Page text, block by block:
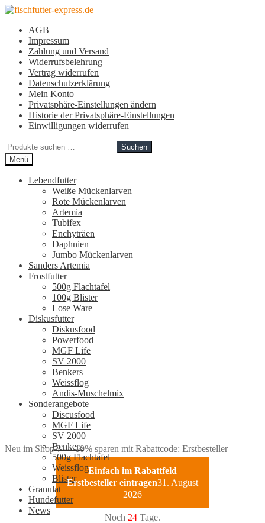
Zur
springen
Zum
springenAGB
Impressum
Zahlung und Versand
Widerrufsbelehrung
Vertrag widerrufen
Datenschutzerklärung
Mein Konto
Privatsphäre-Einstellungen ändern
Historie der Privatsphäre-Einstellungen
Einwilligungen widerrufen
Suchen
nach:
Suchen
Menü
Lebendfutter
Weiße Mückenlarven
Rote Mückenlarven
Artemia
Tubifex
Enchyträen
Daphnien
Jumbo Mückenlarven
Sanders Artemia
Frostfutter
500g Flachtafel
100g Blister
Lose Ware
Diskusfutter
Diskusfood
Powerfood
MGF Life
SV 2000
Benkers
Weissflog
Andis-Muschelmix
Sonderangebote
Discusfood
MGF Life
SV 2000
Benkers
500g Flachtafel
Weissflog
Blister
Granulat
Hundefutter
News
Neu im Shop ? — 10% sparen mit Rabattcode: Erstbesteller
Einfach im Rabattfeld
Erstbesteller eintragen31. August
2026
Noch 24 Tage.